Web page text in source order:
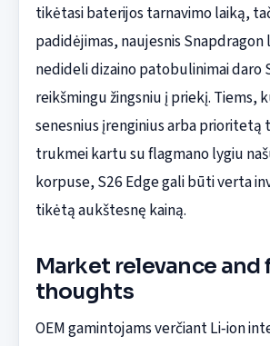
tikėtasi baterijos tarnavimo laiką,
padidėjimas, naujesnis Snapdragon
nedideli dizaino patobulinimai daro
reikšmingu žingsniu į priekį. Tiems,
senesnius įrenginius arba prioritetą
trukmei kartu su flagmano lygiu
korpuse, S26 Edge gali būti verta
tikėtą aukštesnę kainą.
Market relevance and
thoughts
OEM gamintojams verčiant Li‑ion